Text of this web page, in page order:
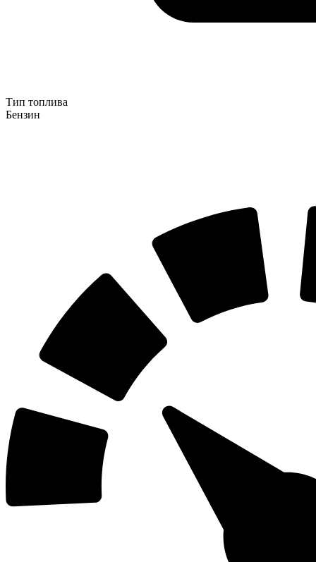
Тип топлива
Бензин